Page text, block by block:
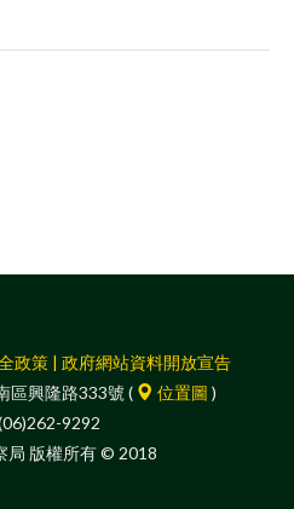
政策 | 政府網站資料開放宣告
區興隆路333號 (
位置圖 )
9292
局 版權所有 © 2018